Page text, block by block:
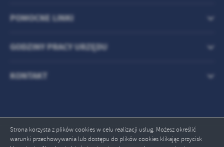
Strona korzysta z plików cookies w celu realizacji usług. Możesz określić
warunki przechowywania lub dostępu do plików cookies klikając przycisk
POMOCNE LINKI
GODZINY PRACY URZĘDU
KONTAKT